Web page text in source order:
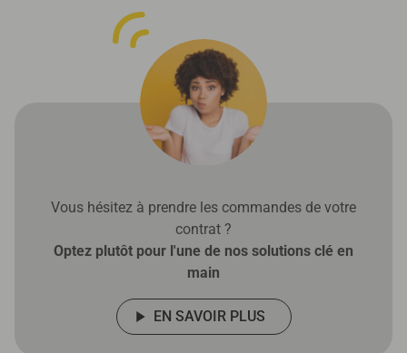
Vous hésitez à prendre les commandes de votre
contrat ?
Optez plutôt pour l'une de nos solutions clé en
main
EN SAVOIR PLUS